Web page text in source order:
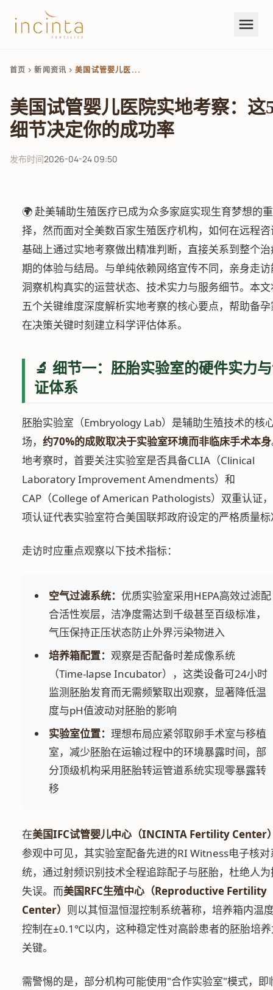
menu
首页 chevron_right新闻资讯 chevron_right美国试管婴儿医...
美国试管婴儿医院实地考察：这
细节决定你的成功率
发布时间2026-04-24 09:50
🌍 赴美辅助生殖医疗已成为众多家庭实现生育梦想的
择，然而面对全美数百家生殖医疗机构，如何在远程
基础上通过实地考察做出精准判断，直接关系到整个
期的体验与结局。与单纯依赖网络宣传不同，亲身走
洞察机构真实的运营状态、技术实力与服务细节。本
五个关键维度深度解析实地考察的核心要点，帮助备
在决策关键时刻建立科学评估体系。
🔬 细节一：胚胎实验室的硬件实力
证体系
胚胎实验室（Embryology Lab）是辅助生殖技术的核
场， 约70%的成败取决于实验室环境而非临床手术本身
地考察时，首要关注实验室是否具备CLIA（Clinical
Laboratory Improvement Amendments）和
CAP（College of American Pathologists）双重认证
项认证代表实验室符合美国联邦政府设定的严格质量
走访时应重点观察以下技术指标：
空气过滤系统： 优质实验室采用HEPA高效过滤配
合活性炭层，洁净度需达到千级甚至百级标准，
气压保持正压状态防止外界污染物进入
培养箱配置： 观察是否配备时差成像系统
（Time-lapse Incubator），这类设备可24小时
监测胚胎发育而无需频繁取出观察，显著降低温
度与pH值波动对胚胎的影响
实验室位置： 理想布局应紧邻取卵手术室与移植
室，减少胚胎在运输过程中的环境暴露时间，部
分顶级机构采用胚胎转运管道系统实现零暴露转
移
在美国IFC试管婴儿中心（INCINTA Fertility Center
参观中可见，其实验室配备先进的RI Witness电子核对
统，通过射频识别技术全程追踪配子与胚胎，杜绝人
失误。而美国RFC生殖中心（Reproductive Fertility
Center） 则以其恒温恒湿控制系统著称，培养箱内温
控制在±0.1℃以内，这种稳定性对高龄患者的胚胎培
关键。
需警惕的是，部分机构可能使用"合作实验室"模式，即